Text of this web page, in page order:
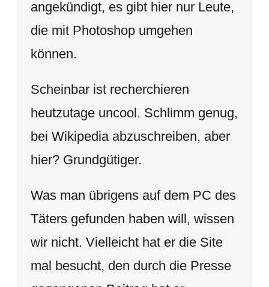
angekündigt, es gibt hier nur Leute,
die mit Photoshop umgehen
können.
Scheinbar ist recherchieren
heutzutage uncool. Schlimm genug,
bei Wikipedia abzuschreiben, aber
hier? Grundgütiger.
Was man übrigens auf dem PC des
Täters gefunden haben will, wissen
wir nicht. Vielleicht hat er die Site
mal besucht, den durch die Presse